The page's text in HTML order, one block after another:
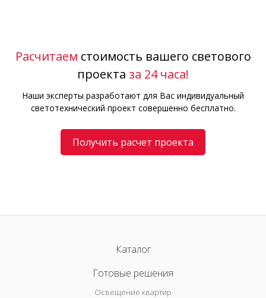
Расчитаем стоимость вашего светового
проекта за 24 часа!
Наши эксперты разработают для Вас индивидуальный
светотехнический проект совершенно бесплатно.
Получить расчет проекта
Каталог
Готовые решения
Освещение квартир